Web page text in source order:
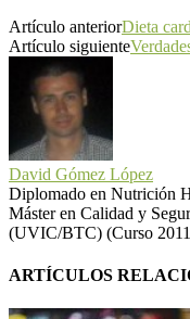
Artículo anteriorDieta
Artículo siguiente
David Gómez López
Diplomado en Nutrición
Máster en Calidad y
(UVIC/BTC) (Curso
ARTÍCULOS